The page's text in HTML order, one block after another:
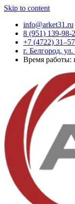
Skip to content
info@arket31.ru
8 (951) 139-98-
+7 (4722)
г. Белгород,
Время